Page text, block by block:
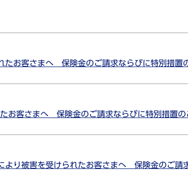
たお客さまへ 保険金のご請求ならびに特別措置
お客さまへ 保険金のご請求ならびに特別措置の
より被害を受けられたお客さまへ 保険金のご請